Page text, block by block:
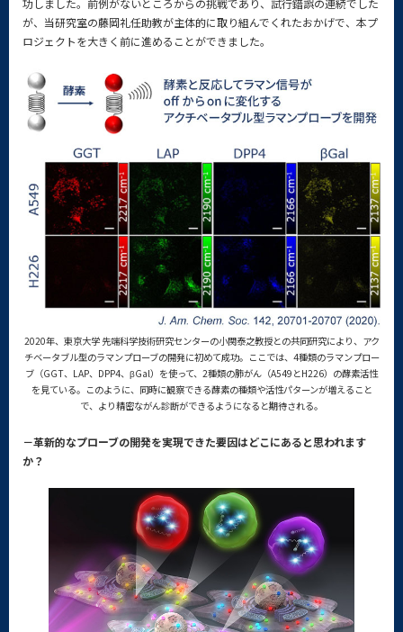
功しました。前例がないところからの挑戦であり、試行錯誤の連続でした
が、当研究室の藤岡礼任助教が主体的に取り組んでくれたおかげで、本プ
ロジェクトを大きく前に進めることができました。
2020年、東京大学 先端科学技術研究センターの小関泰之教授との共同研究により、アク
チベータブル型のラマンプローブの開発に初めて成功。ここでは、4種類のラマンプロー
ブ（GGT、LAP、DPP4、βGal）を使って、2種類の肺がん（A549とH226）の酵素活性
を見ている。このように、同時に観察できる酵素の種類や活性パターンが増えること
で、より精密ながん診断ができるようになると期待される。
－革新的なプローブの開発を実現できた要因はどこにあると思われます
か？